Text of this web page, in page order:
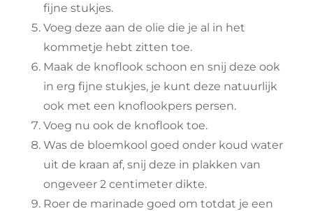
fijne stukjes.
Voeg deze aan de olie die je al in het
kommetje hebt zitten toe.
Maak de knoflook schoon en snij deze ook
in erg fijne stukjes, je kunt deze natuurlijk
ook met een knoflookpers persen.
Voeg nu ook de knoflook toe.
Was de bloemkool goed onder koud water
uit de kraan af, snij deze in plakken van
ongeveer 2 centimeter dikte.
Roer de marinade goed om totdat je een